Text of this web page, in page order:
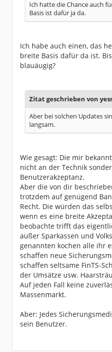
Ich hatte die Chance auch
Basis ist dafür ja da.
Ich habe auch einen, das
breite Basis dafür da ist.
blauäugig?
Zitat geschrieben von
Aber bei solchen Updates
langsam.
Wie gesagt: Die mir
nicht an der Technik
Benutzerakzeptanz.
Aber die von dir
trotzdem auf genügend
Recht. Die würden das
wenn es eine breite
beobachte trifft das
außer Sparkassen und
genannten kochen alle ihr
schaffen neue
schaffen seltsame FinTS-
der Umsätze usw.
Auf jeden Fall keine
Massenmarkt.
Aber: Jedes
sein Benutzer.